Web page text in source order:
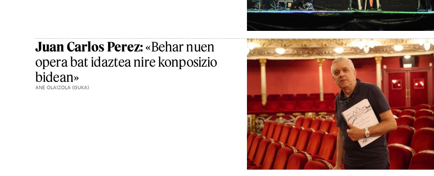
Juan Carlos Perez:«Behar nuen
opera bat idaztea nire konposizio
bidean»
ANE OLAIZOLA (GUKA)